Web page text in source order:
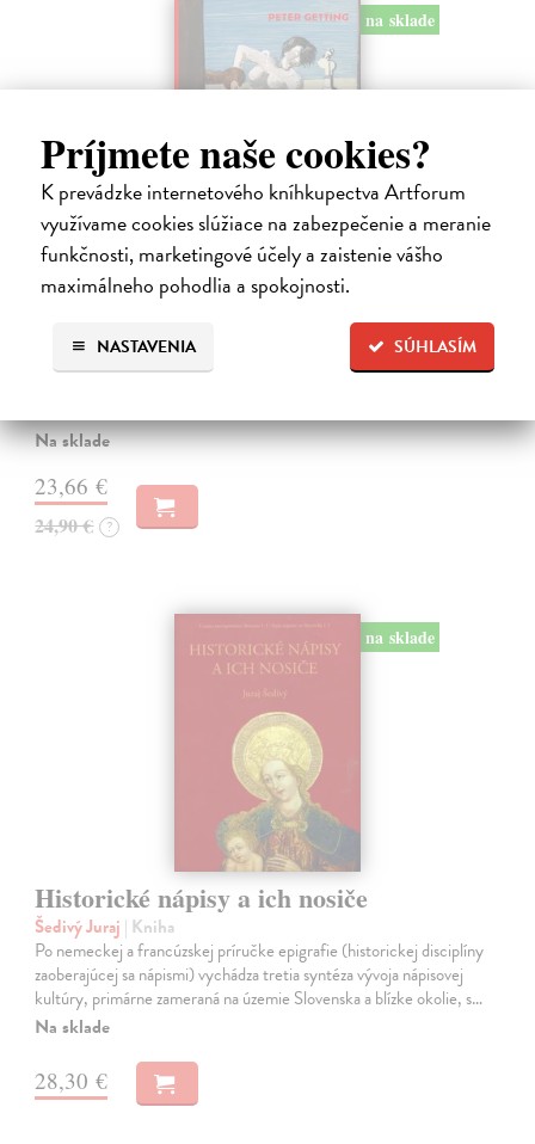
Príjmete naše cookies?
K prevádzke internetového kníhkupectva Artforum
využívame cookies slúžiace na zabezpečenie a meranie
funkčnosti, marketingové účely a zaistenie vášho
maximálneho pohodlia a spokojnosti.
SÚHLASÍM
NASTAVENIA
na sklade
Studne mútne
Sú ikonickými postavami našej kultúry. Postavili im sochy a
pomenovali po nich ulice, majú svoje nespochybniteľné miesto v
Na sklade
23,66 €
24,90 € ?
na sklade
Historické nápisy a ich nosiče
Šedivý Juraj | Kniha
Po nemeckej a francúzskej príručke epigrafie (historickej disciplíny
zaoberajúcej sa nápismi) vychádza tretia syntéza vývoja nápisovej
kultúry, primárne zameraná na územie Slovenska a blízke okolie, s…
Na sklade
28,30 €